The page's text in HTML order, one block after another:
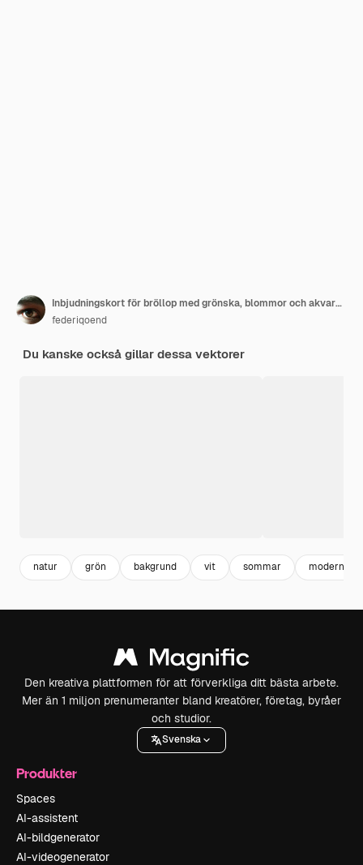
Inbjudningskort för bröllop med grönska, blommor och akvarell
federiqoend
Du kanske också gillar dessa vektorer
natur grön bakgrund vit sommar modern
Den kreativa plattformen för att förverkliga ditt bästa arbete.
Mer än 1 miljon prenumeranter bland kreatörer, företag, byråer
och studior.
Svenska
Produkter
Spaces
AI-assistent
AI-bildgenerator
AI-videogenerator